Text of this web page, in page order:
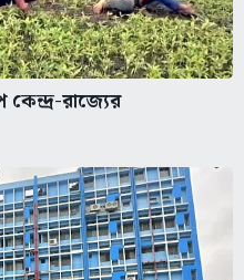
কেন্দ্র-রাজ্যের